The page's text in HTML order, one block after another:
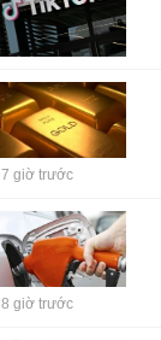
7 giờ trước
8 giờ trước